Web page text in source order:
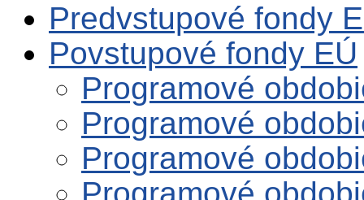
Predvstupové fondy
Povstupové fondy EÚ
Programové
Programové
Programové